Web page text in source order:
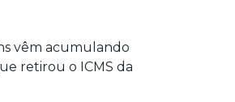
vêm acumulando
retirou o ICMS da